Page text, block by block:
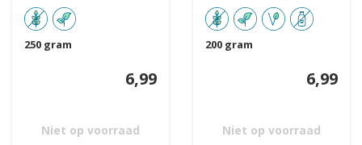
250 gram
6,99
Niet op voorraad
200 gram
6,99
Niet op voorraad